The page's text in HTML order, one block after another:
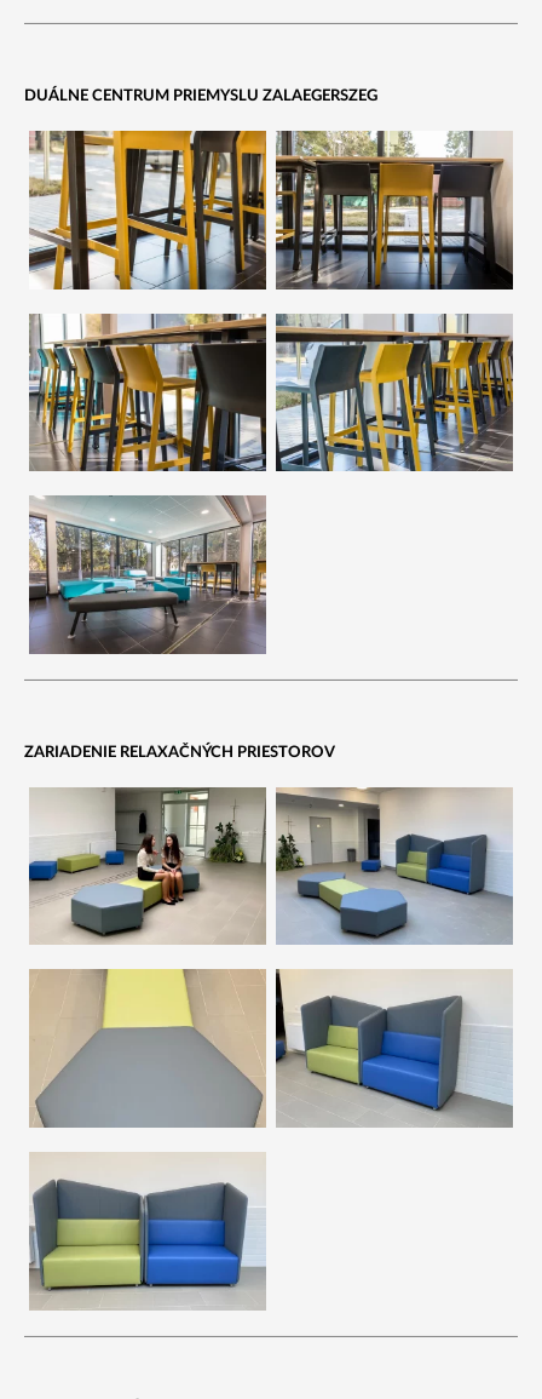
DUÁLNE CENTRUM PRIEMYSLU ZALAEGERSZEG
ZARIADENIE RELAXAČNÝCH PRIESTOROV